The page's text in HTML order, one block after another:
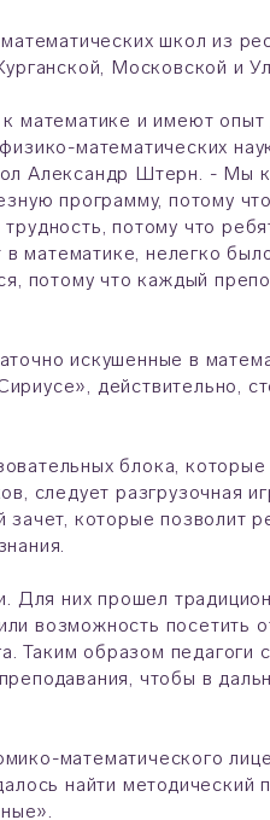
школ из
Московской и
математике и имеют опыт
математических
Александр Штерн. - Мы
программу, потому
потому что
математике, нелегко
потому что каждый
искушенные в
действительно,
блока,
следует разгрузочная
которые позволит
Для них прошел
возможность посетить
Таким образом педагоги
чтобы в
математического
найти методический